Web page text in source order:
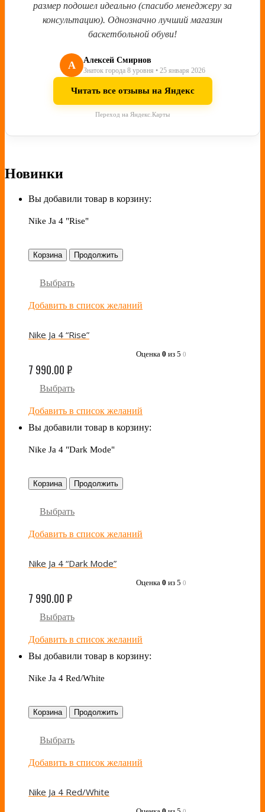
размер подошел идеально (спасибо менеджеру за
консультацию). Однозначно лучший магазин
баскетбольной обуви!
А Алексей Смирнов
Знаток города 8 уровня • 25 января 2026
Читать все отзывы на Яндекс
Переход на Яндекс.Карты
Новинки
Вы добавили товар в корзину:
Nike Ja 4 "Rise"
Корзина Продолжить
Выбрать
Добавить в список желаний
Nike Ja 4 “Rise”
Оценка 0 из 5 0
7 990.00₽
Выбрать
Добавить в список желаний
Вы добавили товар в корзину:
Nike Ja 4 "Dark Mode"
Корзина Продолжить
Выбрать
Добавить в список желаний
Nike Ja 4 “Dark Mode”
Оценка 0 из 5 0
7 990.00₽
Выбрать
Добавить в список желаний
Вы добавили товар в корзину:
Nike Ja 4 Red/White
Корзина Продолжить
Выбрать
Добавить в список желаний
Nike Ja 4 Red/White